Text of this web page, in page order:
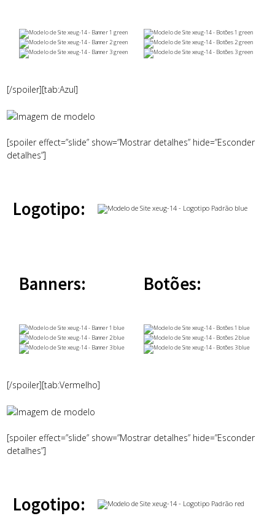
[/spoiler][tab:Azul]
[spoiler effect=”slide” show=”Mostrar detalhes” hide=”Esconder
detalhes”]
Logotipo:
Banners: Botões:
[/spoiler][tab:Vermelho]
[spoiler effect=”slide” show=”Mostrar detalhes” hide=”Esconder
detalhes”]
Logotipo: